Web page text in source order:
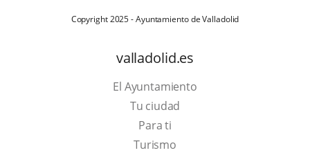
Copyright 2025 - Ayuntamiento de Valladolid
valladolid.es
El Ayuntamiento
Tu ciudad
Para ti
TurismoEste